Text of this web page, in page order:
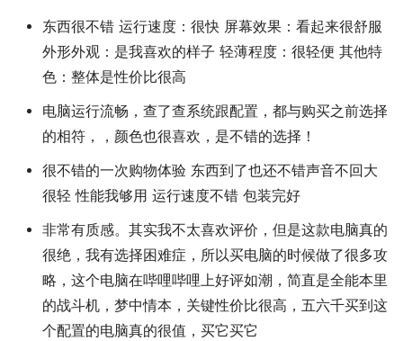
东西很不错 运行速度：很快 屏幕效果：看起来很舒服
外形外观：是我喜欢的样子 轻薄程度：很轻便 其他特
色：整体是性价比很高
电脑运行流畅，查了查系统跟配置，都与购买之前选择
的相符，，颜色也很喜欢，是不错的选择！
很不错的一次购物体验 东西到了也还不错声音不回大
很轻 性能我够用 运行速度不错 包装完好
非常有质感。其实我不太喜欢评价，但是这款电脑真的
很绝，我有选择困难症，所以买电脑的时候做了很多攻
略，这个电脑在哔哩哔哩上好评如潮，简直是全能本里
的战斗机，梦中情本，关键性价比很高，五六千买到这
个配置的电脑真的很值，买它买它